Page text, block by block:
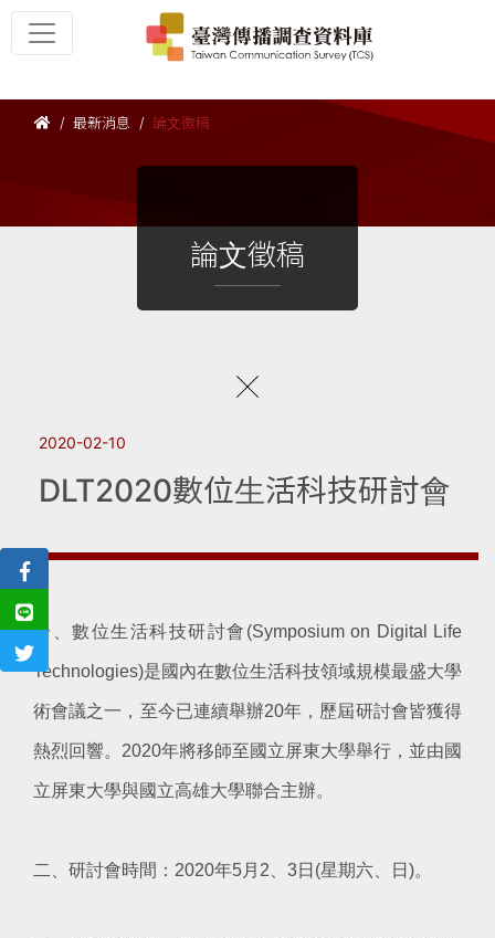
最新消息 論文徵稿
論文徵稿
2020-02-10
DLT2020數位生活科技研討會
一、數位生活科技研討會(Symposium on Digital Life
Technologies)是國內在數位生活科技領域規模最盛大學
術會議之一，至今已連續舉辦20年，歷屆研討會皆獲得
熱烈回響。2020年將移師至國立屏東大學舉行，並由國
立屏東大學與國立高雄大學聯合主辦。
二、研討會時間：2020年5月2、3日(星期六、日)。